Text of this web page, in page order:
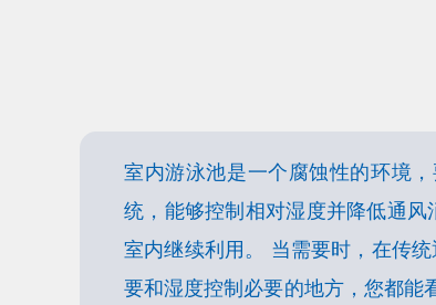
室内游泳池是一个腐蚀性的环境
统，能够控制相对湿度并降低通
室内继续利用。 当需要时，在传
要和湿度控制必要的地方，您都能